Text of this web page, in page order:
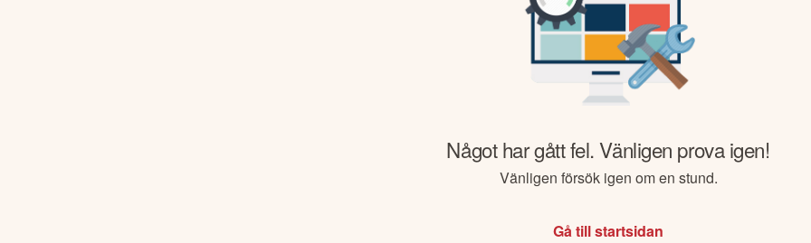
Något har gått fel. Vänligen prova igen!
Vänligen försök igen om en stund.
Gå till startsidan